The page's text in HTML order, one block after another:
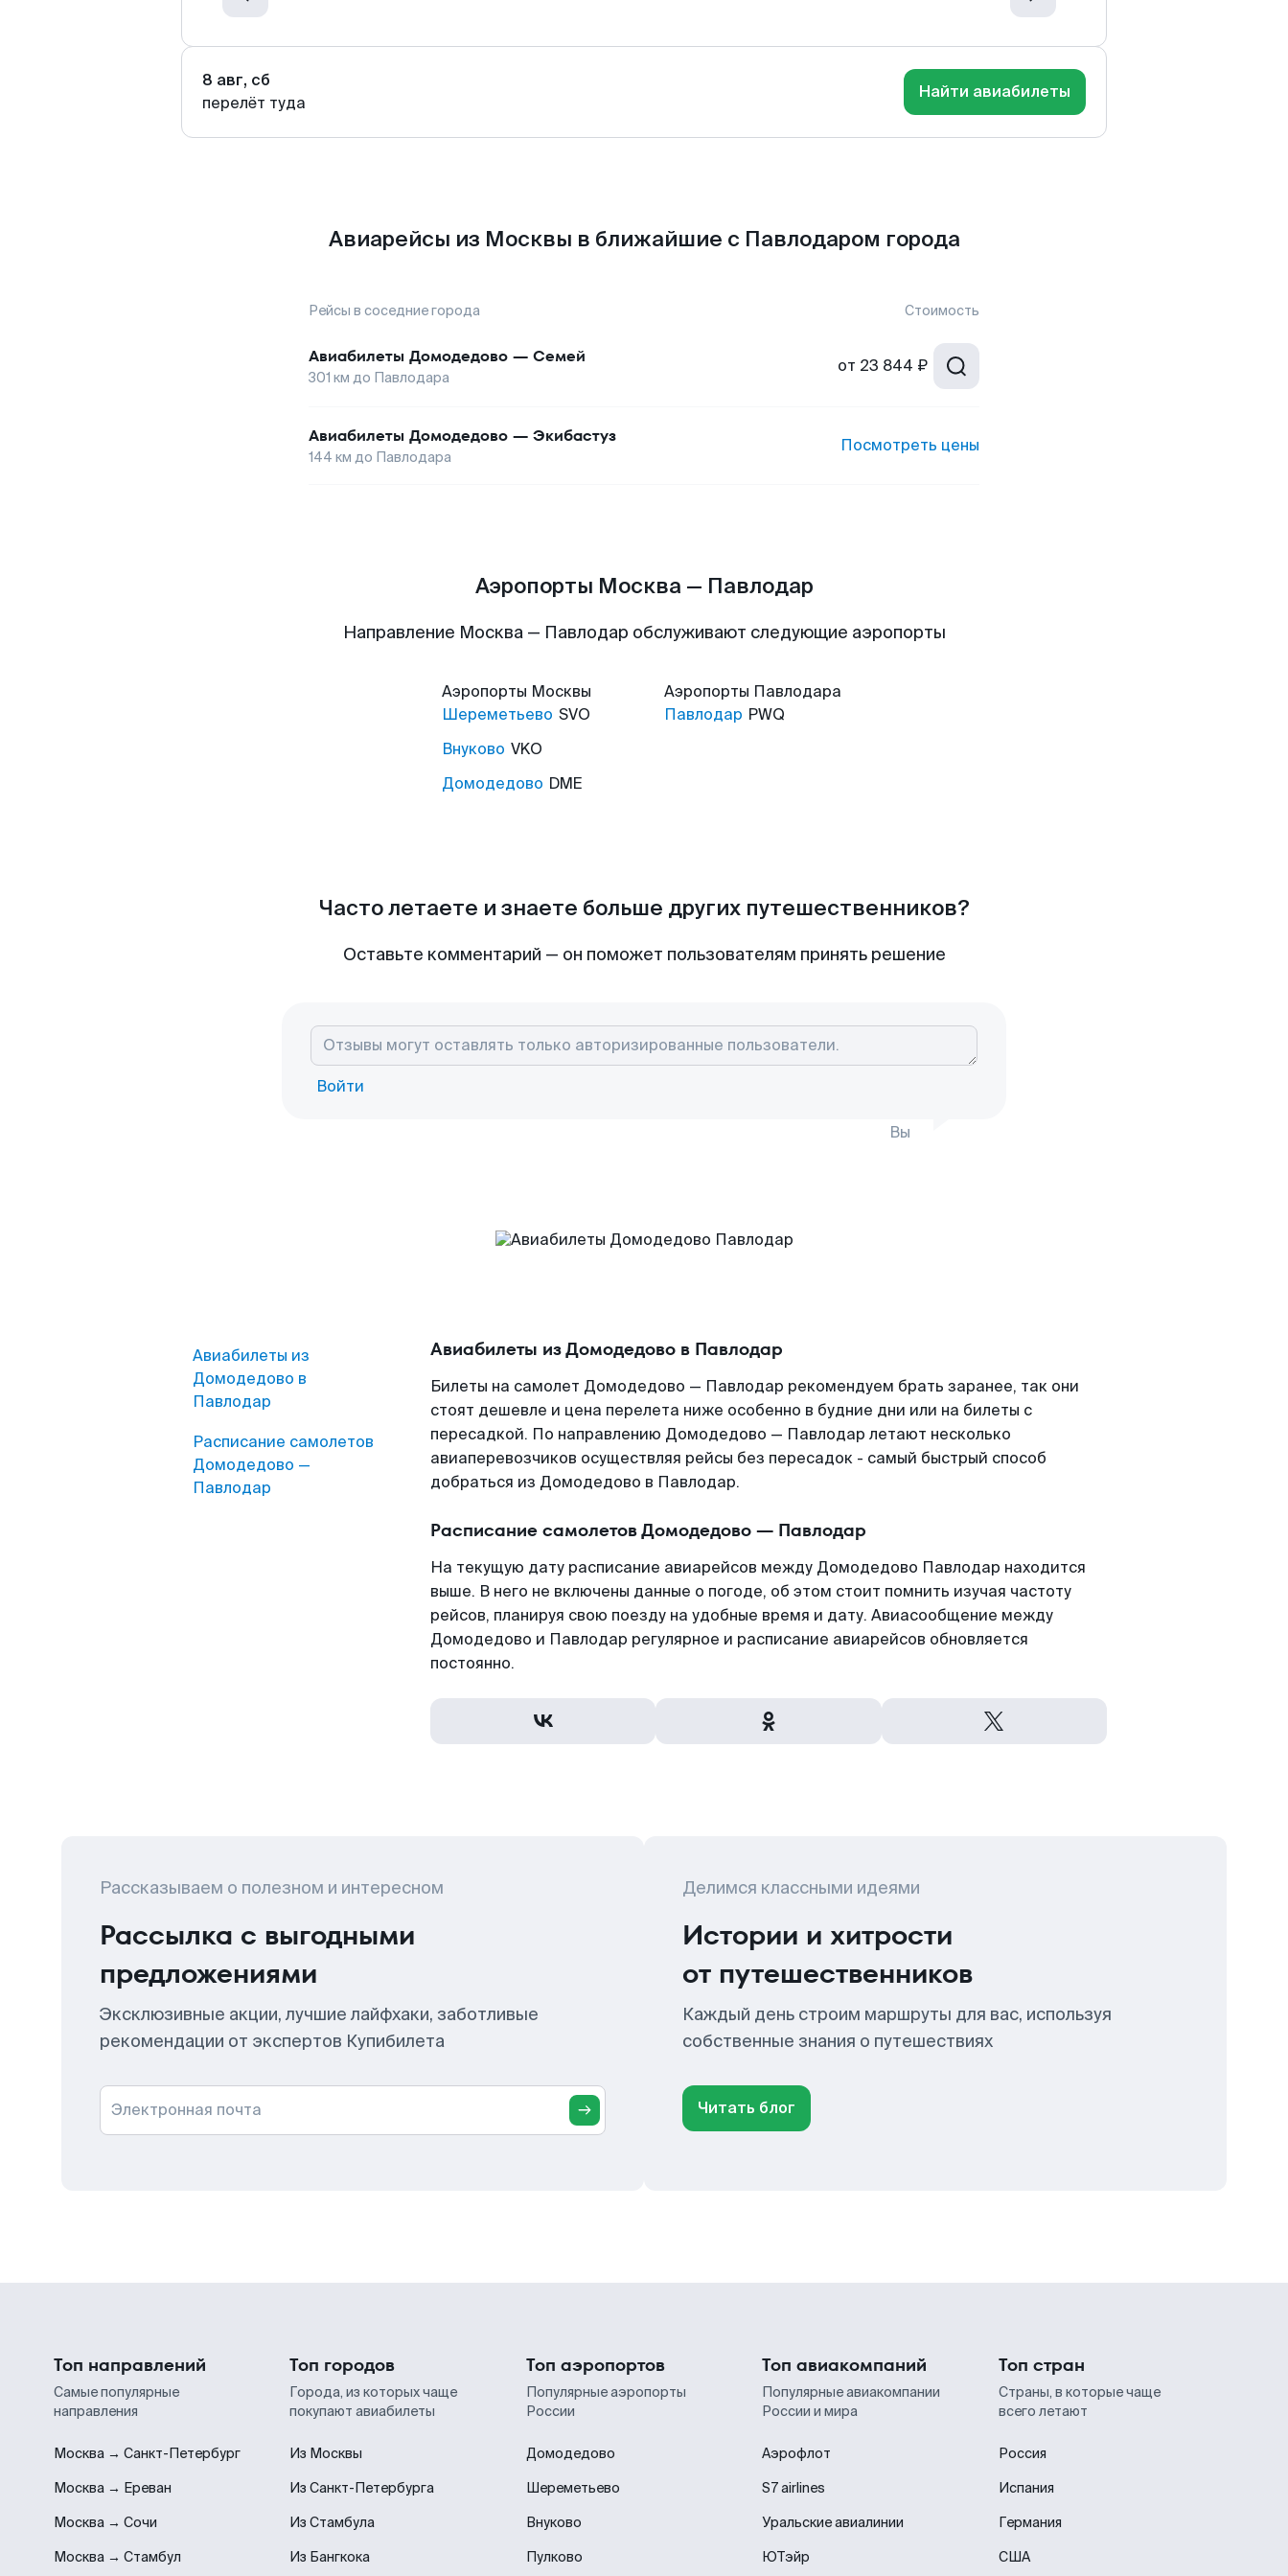
8 авг, сб
перелёт туда
Найти авиабилеты
Авиарейсы из Москвы в ближайшие с Павлодаром города
Рейсы в соседние города Стоимость
Авиабилеты Домодедово — Семей
301 км до Павлодара
от 23 844 ₽
Авиабилеты Домодедово — Экибастуз
144 км до Павлодара
Посмотреть цены
Аэропорты Москва — Павлодар
Направление Москва — Павлодар обслуживают следующие аэропорты
Аэропорты Москвы
Шереметьево SVO
Внуково VKO
Домодедово DME
Аэропорты Павлодара
Павлодар PWQ
Часто летаете и знаете больше других путешественников?
Оставьте комментарий — он поможет пользователям принять решение
Войти
Вы
Авиабилеты из
Домодедово в
Павлодар
Расписание самолетов
Домодедово —
Павлодар
Авиабилеты из Домодедово в Павлодар
Билеты на самолет Домодедово — Павлодар рекомендуем брать заранее, так они
стоят дешевле и цена перелета ниже особенно в будние дни или на билеты с
пересадкой. По направлению Домодедово — Павлодар летают несколько
авиаперевозчиков осуществляя рейсы без пересадок - самый быстрый способ
добраться из Домодедово в Павлодар.
Расписание самолетов Домодедово — Павлодар
На текущую дату расписание авиарейсов между Домодедово Павлодар находится
выше. В него не включены данные о погоде, об этом стоит помнить изучая частоту
рейсов, планируя свою поезду на удобные время и дату. Авиасообщение между
Домодедово и Павлодар регулярное и расписание авиарейсов обновляется
постоянно.
Рассказываем о полезном и интересном
Рассылка с выгодными
предложениями
Эксклюзивные акции, лучшие лайфхаки, заботливые
рекомендации от экспертов Купибилета
Электронная почта
Делимся классными идеями
Истории и хитрости
от путешественников
Каждый день строим маршруты для вас, используя
собственные знания о путешествиях
Читать блог
Топ направлений
Самые популярные
направления
Москва → Санкт-Петербург
Москва → Ереван
Москва → Сочи
Москва → Стамбул
Топ городов
Города, из которых чаще
покупают авиабилеты
Из Москвы
Из Санкт-Петербурга
Из Стамбула
Из Бангкока
Топ аэропортов
Популярные аэропорты
России
Домодедово
Шереметьево
Внуково
Пулково
Топ авиакомпаний
Популярные авиакомпании
России и мира
Аэрофлот
S7 airlines
Уральские авиалинии
ЮТэйр
Топ стран
Страны, в которые чаще
всего летают
Россия
Испания
Германия
США